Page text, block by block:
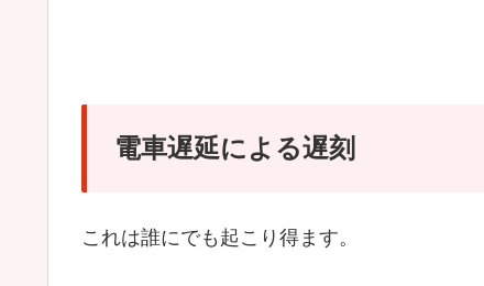
電車遅延による遅刻
これは誰にでも起こり得ます。